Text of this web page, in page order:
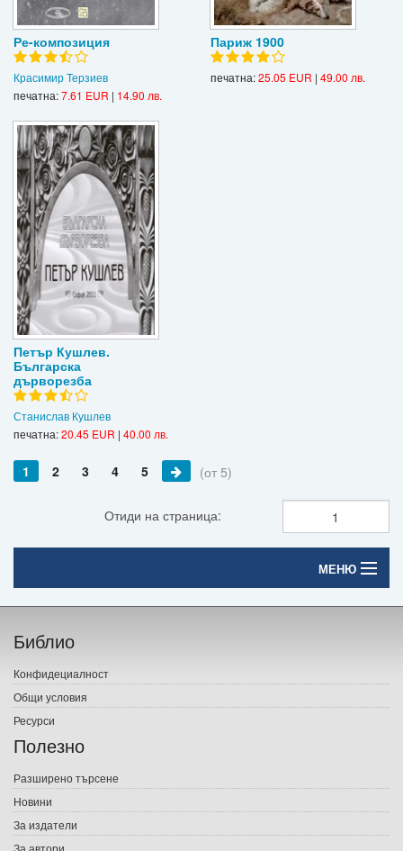
Ре-композиция
Красимир Терзиев
печатна:7.61 EUR | 14.90 лв.
Париж 1900
печатна:25.05 EUR | 49.00 лв.
Петър Кушлев.
Българска
дърворезба
Станислав Кушлев
печатна:20.45 EUR | 40.00 лв.
1 2 3 4 5 (от 5)
Отиди на страница:
МЕНЮ
Начало
Печатни книги
Електронни книги
Е-списания
Подаръци
Ваучери
Библио
Конфидециалност
Общи условия
Ресурси
Полезно
Разширено търсене
Новини
За издатели
За автори